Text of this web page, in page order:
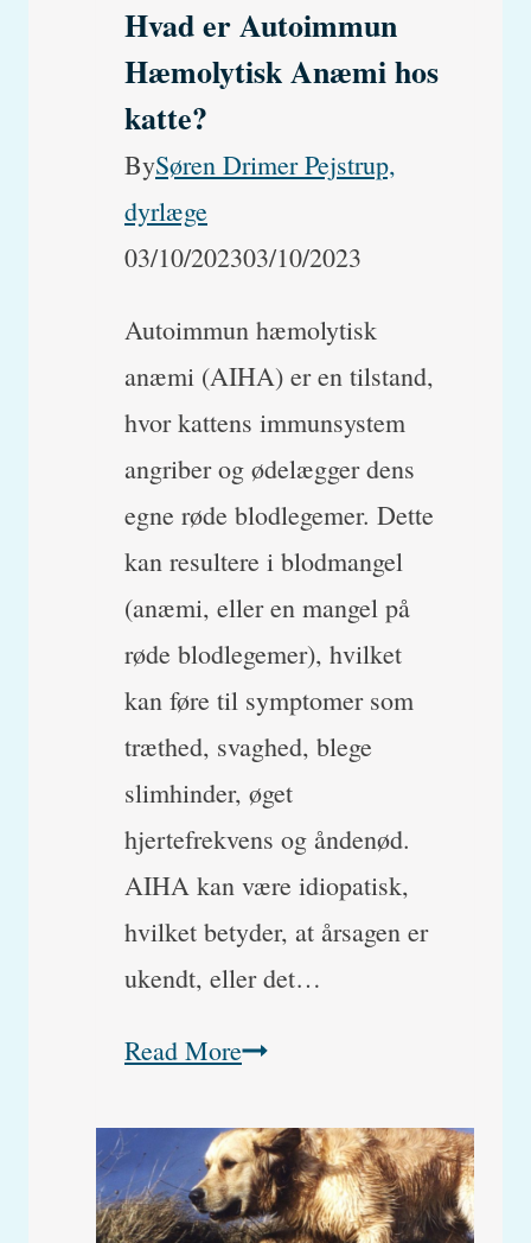
Hvad er Autoimmun
Hæmolytisk Anæmi hos
katte?
BySøren Drimer Pejstrup,
dyrlæge
03/10/202303/10/2023
Autoimmun hæmolytisk
anæmi (AIHA) er en tilstand,
hvor kattens immunsystem
angriber og ødelægger dens
egne røde blodlegemer. Dette
kan resultere i blodmangel
(anæmi, eller en mangel på
røde blodlegemer), hvilket
kan føre til symptomer som
træthed, svaghed, blege
slimhinder, øget
hjertefrekvens og åndenød.
AIHA kan være idiopatisk,
hvilket betyder, at årsagen er
ukendt, eller det…
Read MoreHvad
Autoimmun
Hæmolytisk
Anæmi